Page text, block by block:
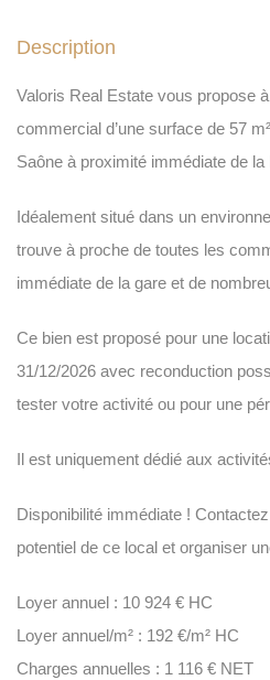
Description
Valoris Real Estate vous propose
commercial d’une surface de 57
Saône à proximité immédiate de la
Idéalement situé dans un
trouve à proche de toutes les
immédiate de la gare et de
Ce bien est proposé pour une
31/12/2026 avec reconduction
tester votre activité ou pour une
Il est uniquement dédié aux
Disponibilité immédiate !
potentiel de ce local et organiser
Loyer annuel : 10 924 € HC
Loyer annuel/m² : 192 €/m² HC
Charges annuelles : 1 116 € NET